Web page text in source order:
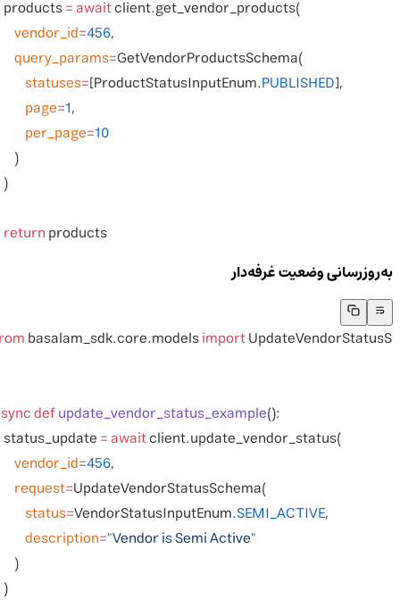
    products
= await client.get_vendor_products(
        vendor_id
=456
        query_params
=GetVendorProductsSchema(
            statuses
=[ProductStatusInputEnum.PUBLISHED
            page
=1
            per_page
=10
        )
    )
    return
products
به‌روزرسانی وضعیت غرفه‌دار
from basalam_sdk.core.models import
async def update_vendor_status_example():
    status_update
= await client.update_vendor_status(
        vendor_id
=456
        request
=UpdateVendorStatusSchema(
            status
=VendorStatusInputEnum.SEMI_ACTIVE
            description
="Vendor is Semi Active"
        )
    )